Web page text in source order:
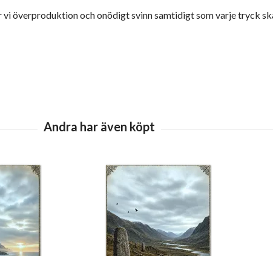
överproduktion och onödigt svinn samtidigt som varje tryck